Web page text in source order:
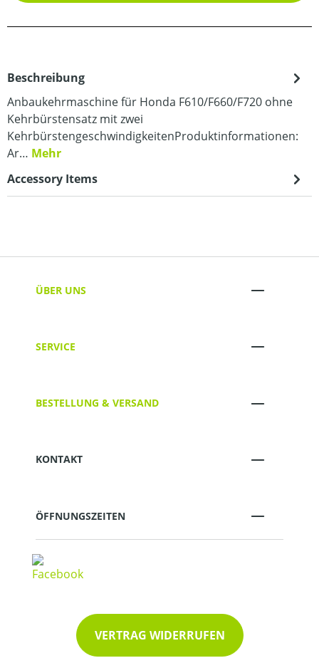
Beschreibung
Anbaukehrmaschine für Honda F610/F660/F720 ohne
Kehrbürstensatz mit zwei
KehrbürstengeschwindigkeitenProduktinformationen:
Ar… Mehr
Accessory Items
ÜBER UNS
SERVICE
BESTELLUNG & VERSAND
KONTAKT
ÖFFNUNGSZEITEN
VERTRAG WIDERRUFEN